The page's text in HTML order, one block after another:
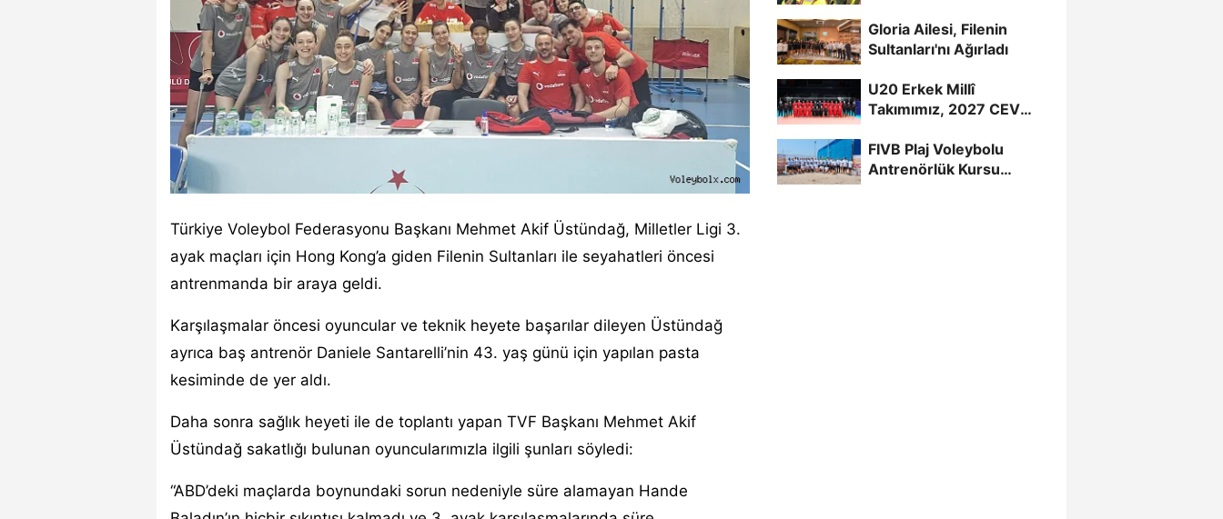
Türkiye Voleybol Federasyonu Başkanı Mehmet Akif Üstündağ, Milletler Ligi 3.
ayak maçları için Hong Kong’a giden Filenin Sultanları ile seyahatleri öncesi
antrenmanda bir araya geldi.
Karşılaşmalar öncesi oyuncular ve teknik heyete başarılar dileyen Üstündağ
ayrıca baş antrenör Daniele Santarelli’nin 43. yaş günü için yapılan pasta
kesiminde de yer aldı.
Daha sonra sağlık heyeti ile de toplantı yapan TVF Başkanı Mehmet Akif
Üstündağ sakatlığı bulunan oyuncularımızla ilgili şunları söyledi:
“ABD’deki maçlarda boynundaki sorun nedeniyle süre alamayan Hande
Gloria Ailesi, Filenin
Sultanları'nı Ağırladı
U20 Erkek Millî
Takımımız, 2027 CEV
Şampiyonası...
FIVB Plaj Voleybolu
Antrenörlük Kursu